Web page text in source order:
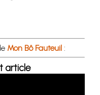
Mon Bô Fauteuil :
article